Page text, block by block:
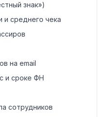
знак»)
и среднего чека
на email
и сроке ФН
сотрудников